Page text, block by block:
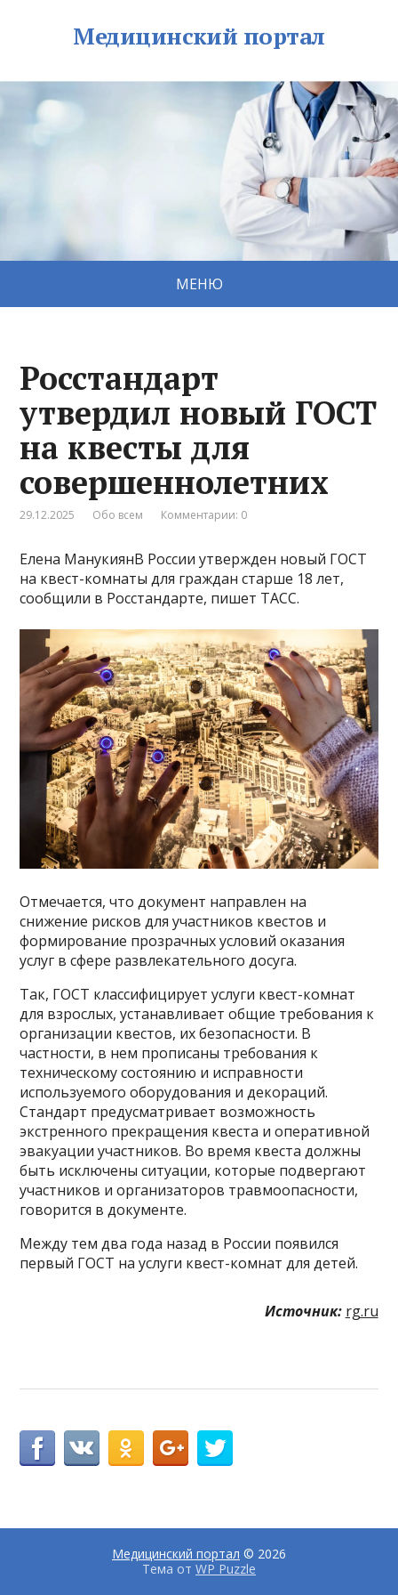
Медицинский портал
МЕНЮ
Росстандарт
утвердил новый ГОСТ
на квесты для
совершеннолетних
29.12.2025 Обо всем Комментарии: 0
Елена МанукиянВ России утвержден новый ГОСТ
на квест-комнаты для граждан старше 18 лет,
сообщили в Росстандарте, пишет ТАСС.
Отмечается, что документ направлен на
снижение рисков для участников квестов и
формирование прозрачных условий оказания
услуг в сфере развлекательного досуга.
Так, ГОСТ классифицирует услуги квест-комнат
для взрослых, устанавливает общие требования к
организации квестов, их безопасности. В
частности, в нем прописаны требования к
техническому состоянию и исправности
используемого оборудования и декораций.
Стандарт предусматривает возможность
экстренного прекращения квеста и оперативной
эвакуации участников. Во время квеста должны
быть исключены ситуации, которые подвергают
участников и организаторов травмоопасности,
говорится в документе.
Между тем два года назад в России появился
первый ГОСТ на услуги квест-комнат для детей.
Источник: rg.ru
Медицинский портал © 2026
Тема от WP Puzzle